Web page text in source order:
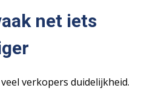
net iets
verkopers duidelijkheid.